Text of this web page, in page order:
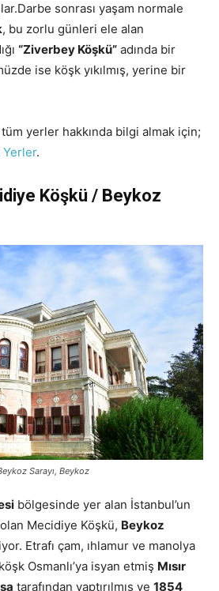
sonrası yaşam normale
, bu zorlu günleri ele alan
“Ziverbey Köşkü” adında bir
ise köşk yıkılmış, yerine bir
tüm yerler hakkında bilgi almak için;
Yerler.
Köşkü / Beykoz
Sarayı, Beykoz
bölgesinde yer alan İstanbul’un
Mecidiye Köşkü, Beykoz
Etrafı çam, ıhlamur ve manolya
Osmanlı’ya isyan etmiş Mısır
tarafından yaptırılmış ve 1854